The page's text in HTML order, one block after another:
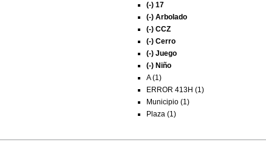
(-) 17
(-) Arbolado
(-) CCZ
(-) Cerro
(-) Juego
(-) Niño
A (1)
ERROR 413H (1)
Municipio (1)
Plaza (1)